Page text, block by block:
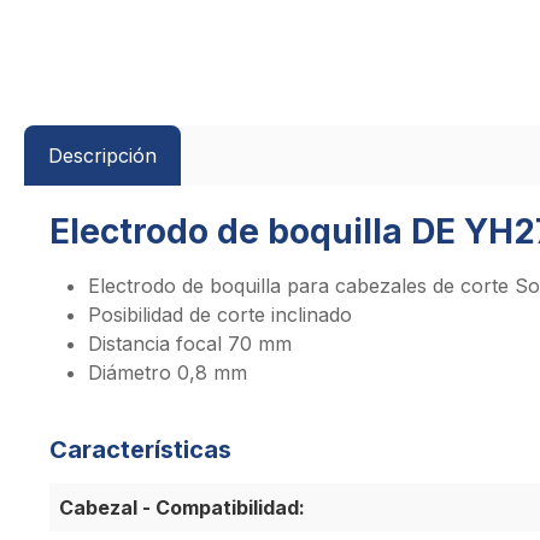
Descripción
Electrodo de boquilla DE
Electrodo de boquilla para cabezales de corte
Posibilidad de corte inclinado
Distancia focal 70 mm
Diámetro 0,8 mm
Características
Cabezal - Compatibilidad: